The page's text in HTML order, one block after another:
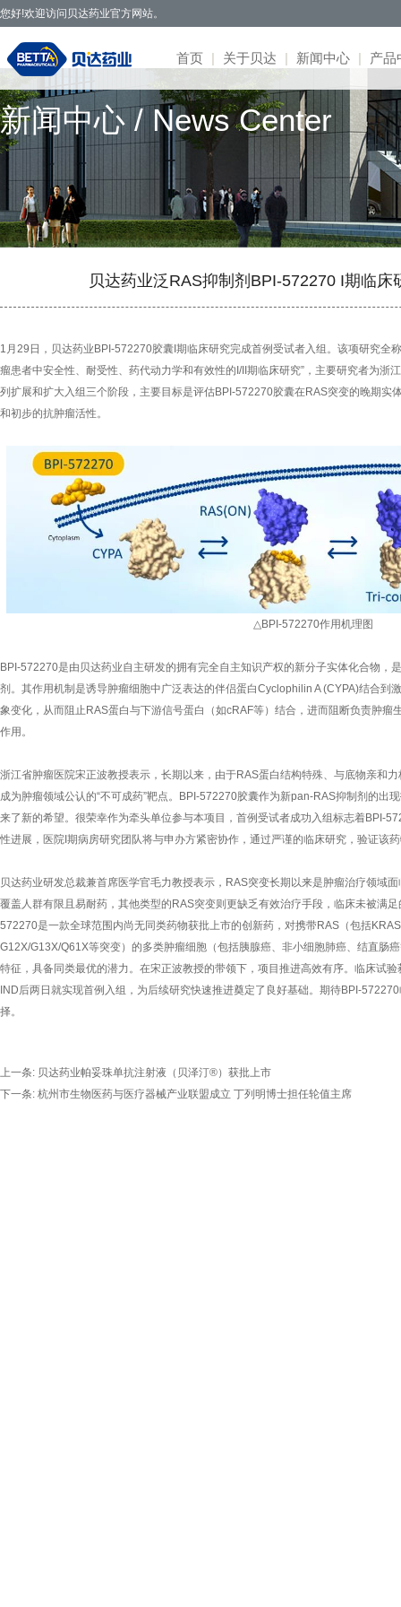
您好!欢迎访问贝达药业官方网站。
首页 | 关于贝达 | 新闻中心 | 产品
贝达药业秉承开拓创新、造福于民的发
展理念，致力于通过新药研发，努力实现创
新为民、科技惠民，做更多吃得起的好药，
· 公司简介
· 管理团队
· 历程荣誉
· 公司文化
· 公司新闻
· 两会专题
· 凯美纳
· 贝安汀
· 赛美纳
· 伏美纳
· 康美纳
· 奥福民
· 贝泽汀
· 研发体系
· 患者招募
· 战略合作
· 园区概况
· 明星项目
· 项目简介
· 公司公告
· 互动交流
· 社会招聘
· 联系方式
· 不良反应
新闻中心 / News Center
贝达药业泛RAS抑制剂BPI-572270 I期临床
1月29日，贝达药业BPI-572270胶囊I期临床研究完成首例受试者入组。该项研究全
瘤患者中安全性、耐受性、药代动力学和有效性的I/II期临床研究”，主要研究者为浙
列扩展和扩大入组三个阶段，主要目标是评估BPI-572270胶囊在RAS突变的晚期实
和初步的抗肿瘤活性。
△BPI-572270作用机理图
BPI-572270是由贝达药业自主研发的拥有完全自主知识产权的新分子实体化合物，
剂。其作用机制是诱导肿瘤细胞中广泛表达的伴侣蛋白Cyclophilin A (CYPA)结合到
象变化，从而阻止RAS蛋白与下游信号蛋白（如cRAF等）结合，进而阻断负责肿瘤
作用。
浙江省肿瘤医院宋正波教授表示，长期以来，由于RAS蛋白结构特殊、与底物亲和
成为肿瘤领域公认的“不可成药”靶点。BPI-572270胶囊作为新pan-RAS抑制剂的出
来了新的希望。很荣幸作为牵头单位参与本项目，首例受试者成功入组标志着BPI-
性进展，医院I期病房研究团队将与申办方紧密协作，通过严谨的临床研究，验证该
贝达药业研发总裁兼首席医学官毛力教授表示，RAS突变长期以来是肿瘤治疗领域
覆盖人群有限且易耐药，其他类型的RAS突变则更缺乏有效治疗手段，临床未被满
572270是一款全球范围内尚无同类药物获批上市的创新药，对携带RAS（包括
G12X/G13X/Q61X等突变）的多类肿瘤细胞（包括胰腺癌、非小细胞肺癌、结直肠
特征，具备同类最优的潜力。在宋正波教授的带领下，项目推进高效有序。临床试
IND后两日就实现首例入组，为后续研究快速推进奠定了良好基础。期待BPI-
择。
上一条: 贝达药业帕妥珠单抗注射液（贝泽汀®）获批上市
下一条: 杭州市生物医药与医疗器械产业联盟成立 丁列明博士担任轮值主席